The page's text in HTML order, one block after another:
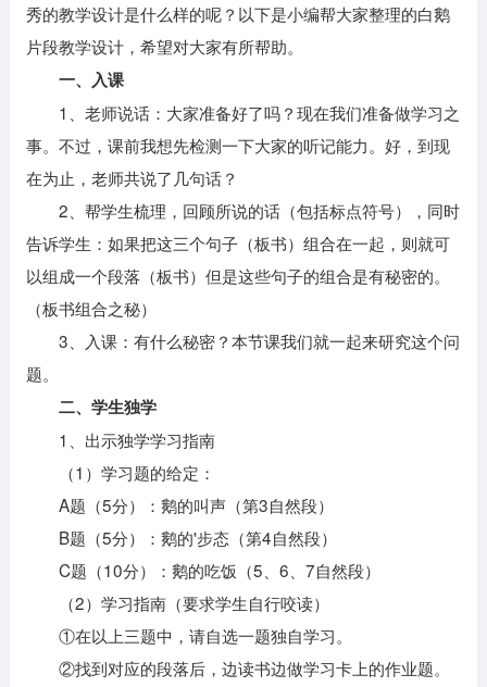
秀的教学设计是什么样的呢？以下是小编帮大家整理的白鹅
片段教学设计，希望对大家有所帮助。
一、入课
1、老师说话：大家准备好了吗？现在我们准备做学习之
事。不过，课前我想先检测一下大家的听记能力。好，到现
在为止，老师共说了几句话？
2、帮学生梳理，回顾所说的话（包括标点符号），同时
告诉学生：如果把这三个句子（板书）组合在一起，则就可
以组成一个段落（板书）但是这些句子的组合是有秘密的。
（板书组合之秘）
3、入课：有什么秘密？本节课我们就一起来研究这个问
题。
二、学生独学
1、出示独学学习指南
（1）学习题的给定：
A题（5分）：鹅的叫声（第3自然段）
B题（5分）：鹅的'步态（第4自然段）
C题（10分）：鹅的吃饭（5、6、7自然段）
（2）学习指南（要求学生自行咬读）
①在以上三题中，请自选一题独自学习。
②找到对应的段落后，边读书边做学习卡上的作业题。